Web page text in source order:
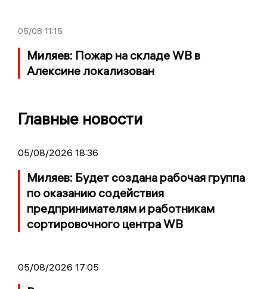
05/08 11:15
Миляев: Пожар на складе WB в
Алексине локализован
Главные новости
05/08/2026 18:36
Миляев: Будет создана рабочая группа
по оказанию содействия
предпринимателям и работникам
сортировочного центра WB
05/08/2026 17:05